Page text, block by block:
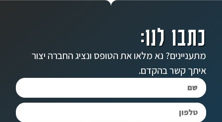
כתבו לנו:
מתעניינים? נא מלאו את הטופס ונציג החברה יצור
איתך קשר בהקדם.